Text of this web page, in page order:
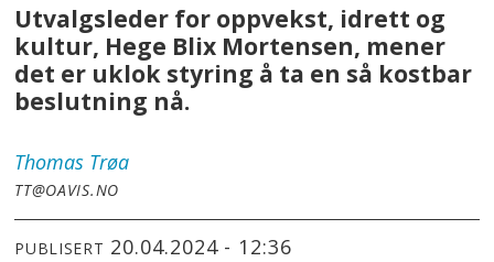
Utvalgsleder for oppvekst, idrett og
kultur, Hege Blix Mortensen, mener
det er uklok styring å ta en så kostbar
beslutning nå.
Thomas Trøa
TT@OAVIS.NO
PUBLISERT 20.04.2024 - 12:36